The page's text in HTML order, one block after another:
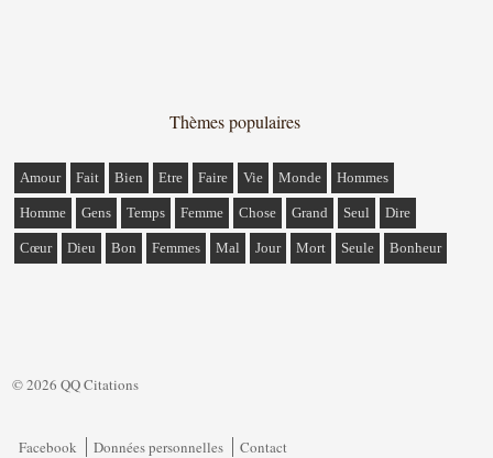
Thèmes populaires
Amour Fait Bien Etre Faire Vie Monde Hommes
Homme Gens Temps Femme Chose Grand Seul Dire
Cœur Dieu Bon Femmes Mal Jour Mort Seule Bonheur
© 2026 QQ Citations
Facebook Données personnelles Contact